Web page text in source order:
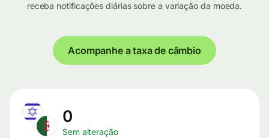
receba notificações diárias sobre a variação da moeda.
Acompanhe a taxa de câmbio
0
Sem alteração